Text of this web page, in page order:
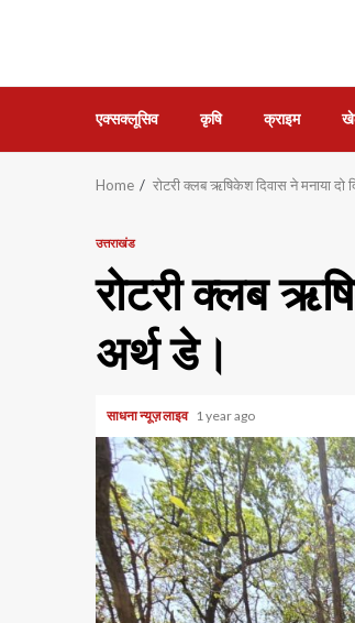
एक्सक्लूसिव कृषि क्राइम
Home रोटरी क्लब ऋषिकेश दिवास ने मनाया दो
उत्तराखंड
रोटरी क्लब
अर्थ डे।
साधना न्यूज़ लाइव 1 year ago